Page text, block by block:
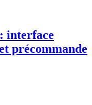
interface
précommande